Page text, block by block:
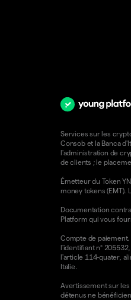
Services sur les
Consob et la Banca
l'administration de
de clients ; le
Émetteur du Token
money tokens
Documentation
Platform qui vous
Compte de paiement.
l'identifiant n°
l'article 114-quater,
Italie.
Avertissement sur
détenus ne